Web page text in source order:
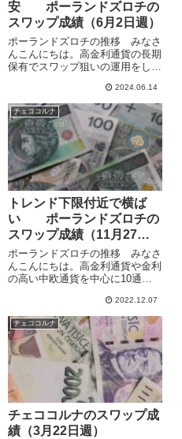
安 ポーランドズロチの
スワップ成績（6月2日週）
ポーランドズロチの推移 みなさ
んこんにちは。高金利通貨の長期
保有でスワップ狙いの運用をして
ロチとチェココルナは対ユーロで
変動が小さく、為替の面では比較
的安定しています。一方で、ポー
ランドもチェコも利下げを始め
て...
2024.06.14
チェココルナ
トレンド下限付近で横ば
い ポーランドズロチの
スワップ成績（11月27日
週）
ポーランドズロチの推移 みなさ
んこんにちは。高金利通貨や金利
の高い中欧通貨を中心に10通貨
ップポイント運用をしています。
中欧通貨はユーロ/チェココル
ナ、ユーロ/ポーランドズロチ、
米ドル/ハンガリーフォリントを
保...
2022.12.07
チェココルナ
チェココルナのスワップ成
績（3月22日週）